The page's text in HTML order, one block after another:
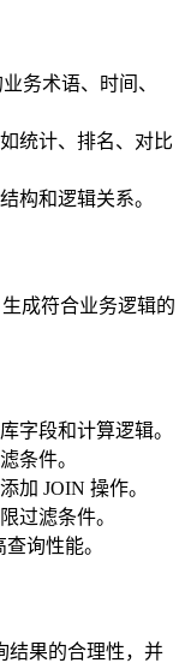
务术语、时间、
统计、排名、对比
构和逻辑关系。
成符合业务逻辑的
字段和计算逻辑。
条件。
加 JOIN 操作。
过滤条件。
询性能。
结果的合理性，并